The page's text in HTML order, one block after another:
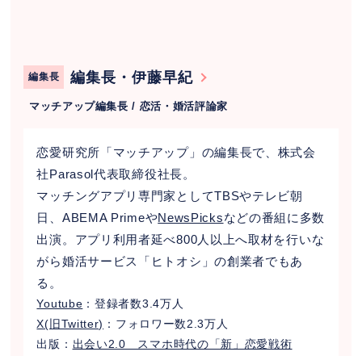
編集長 編集長・伊藤早紀
マッチアップ編集長 / 恋活・婚活評論家
恋愛研究所「マッチアップ」の編集長で、株式会
社Parasol代表取締役社長。
マッチングアプリ専門家としてTBSやテレビ朝
日、ABEMA PrimeやNewsPicksなどの番組に多数
出演。アプリ利用者延べ800人以上へ取材を行いな
がら婚活サービス「ヒトオシ」の創業者でもあ
る。
Youtube ：登録者数3.4万人
X(旧Twitter) ：フォロワー数2.3万人
出版： 出会い2.0 スマホ時代の「新」恋愛戦術